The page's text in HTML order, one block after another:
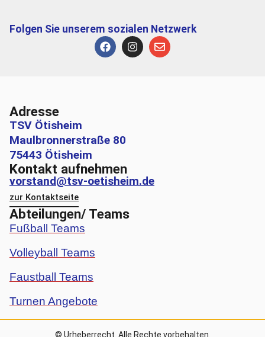
Folgen Sie unserem sozialen Netzwerk
Adresse
TSV Ötisheim
Maulbronnerstraße 80
75443 Ötisheim
Kontakt aufnehmen
vorstand@tsv-oetisheim.de
zur Kontaktseite
Abteilungen/ Teams
Fußball Teams
Volleyball Teams
Faustball Teams
Turnen Angebote
© Urheberrecht. Alle Rechte vorbehalten.